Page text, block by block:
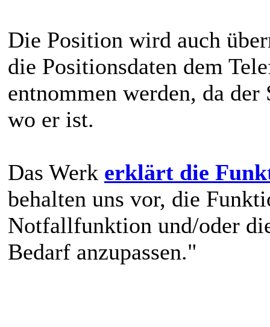
Die Position wird auch
die Positionsdaten dem
entnommen werden, da
wo er ist.
Das Werk erklärt die
behalten uns vor, die
Notfallfunktion und/oder
Bedarf anzupassen."